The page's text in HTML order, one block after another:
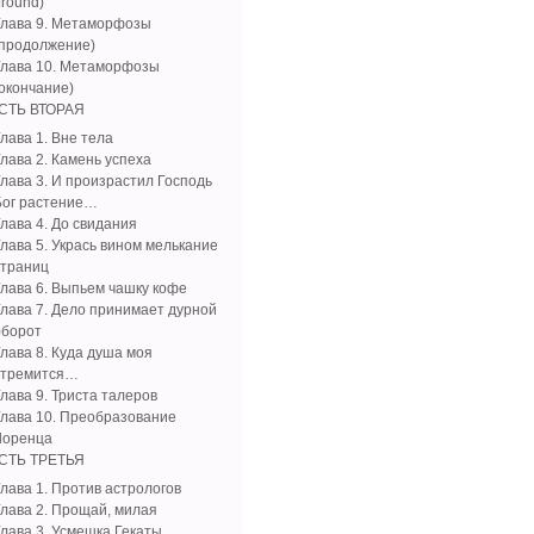
9. Метаморфозы
10. Метаморфозы
ВТОРАЯ
1. Вне тела
2. Камень успеха
3. И произрастил Господь
растение…
4. До свидания
5. Укрась вином мелькание
6. Выпьем чашку кофе
7. Дело принимает дурной
8. Куда душа моя
9. Триста талеров
10. Преобразование
ТРЕТЬЯ
1. Против астрологов
2. Прощай, милая